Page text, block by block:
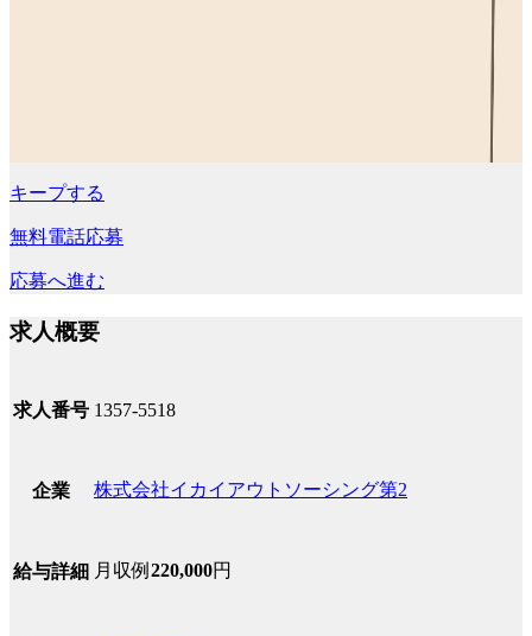
キープする
無料電話応募
応募へ進む
求人概要
求人番号 1357-5518
企業 株式会社イカイアウトソーシング第2
給与詳細 月収例 220,000円